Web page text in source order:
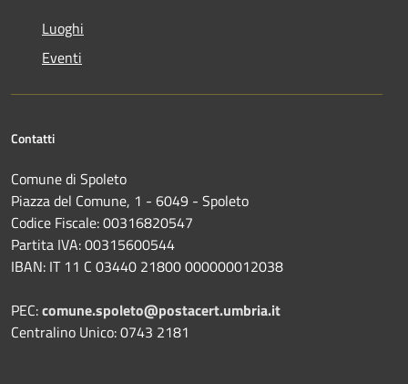
Luoghi
Eventi
Contatti
Comune di Spoleto
Piazza del Comune, 1 - 6049 - Spoleto
Codice Fiscale: 00316820547
Partita IVA: 00315600544
IBAN: IT 11 C 03440 21800 000000012038
PEC:comune.spoleto@postacert.umbria.it
Centralino Unico: 0743 2181